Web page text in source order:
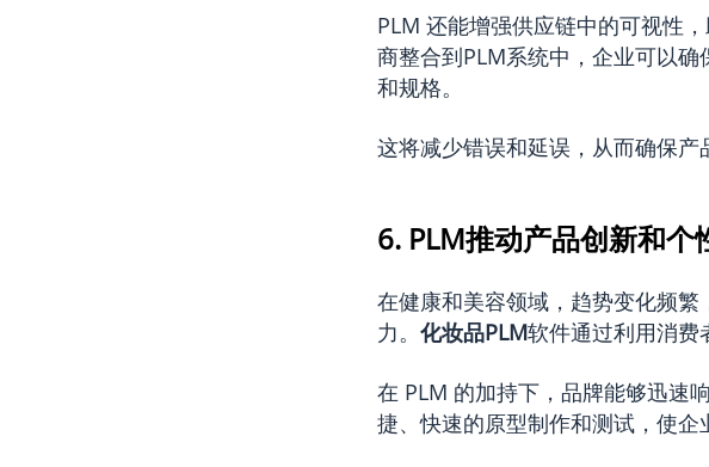
PLM 还能增强供应链中的可视性
商整合到PLM系统中，企业可以
和规格。
这将减少错误和延误，从而确保产
6. PLM推动产品创新和个
在健康和美容领域，趋势变化频
力。 化妆品PLM软件通过利用消费
在 PLM 的加持下，品牌能够迅速
捷、快速的原型制作和测试，使企